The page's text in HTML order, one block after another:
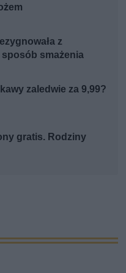
z
sposób smażenia
zaledwie za 9,99?
gratis. Rodziny